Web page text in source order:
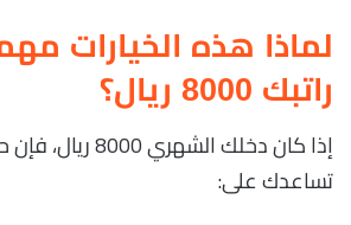
لماذا هذه الخيارات
راتبك 8000 ريال؟
إذا كان دخلك
تساعدك على: